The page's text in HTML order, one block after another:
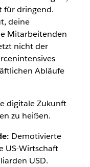
für dringend.
deine
Mitarbeitenden
nicht der
Abläufe
digitale Zukunft
zu heißen.
Demotivierte
US-Wirtschaft
USD.